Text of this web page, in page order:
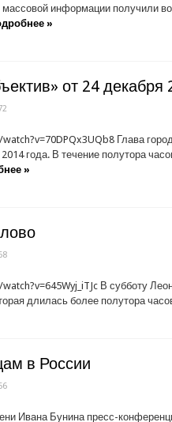
массовой информации получили
»
от 24 декабря
Глава
года. В течение полутора
»
В субботу
длилась более полутора
в России
Ивана Бунина пресс-